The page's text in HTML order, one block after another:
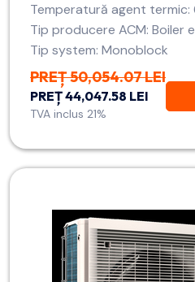
Temperatură agent termic:
Tip producere ACM: Boiler
Tip system: Monoblock
PREȚ 50,054.07 LEI
PREȚ 44,047.58 LEI
TVA inclus 21%